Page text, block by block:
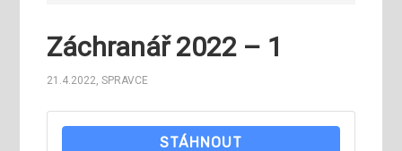
Záchranář 2022 – 1
21.4.2022,SPRAVCE
STÁHNOUT